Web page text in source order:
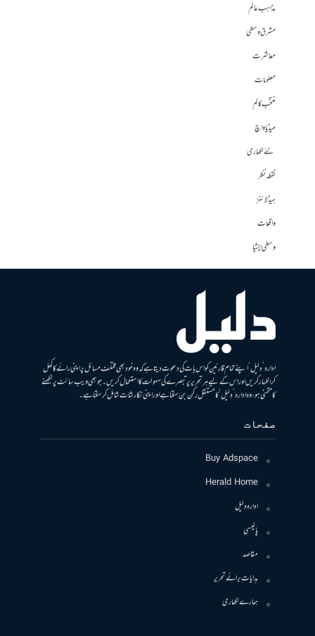
مذاہب عالم
مشرق وسطی
معاشرت
معلومات
منتخب کالم
میڈیا واچ
نئے لکھاری
نقطہ نظر
ہیڈلائنز
واقعات
وسطی ایشیا
ادارہ ’دلیل‘ اپنے تمام قارئین کو اس بات کی دعوت دیتا ہے کہ وہ خود بھی مختلف مسائل پر اپنی رائے کا کھل
کر اظہار کریں اور اس کے لیے ہر تحریر پر تبصرے کی سہولت کا استعمال کریں۔ جو بھی ویب سائٹ پر لکھنے
کا متمنی ہو، وہ ادارہ ’دلیل‘ کا مستقل رکن بن سکتا ہے اور اپنی نگارشات شامل کرسکتا ہے۔
صفحات
Buy Adspace
Herald Home
ادارہ دلیل
پالیسی
مقاصد
ہدایات برائے تحریر
ہمارے لکھاری